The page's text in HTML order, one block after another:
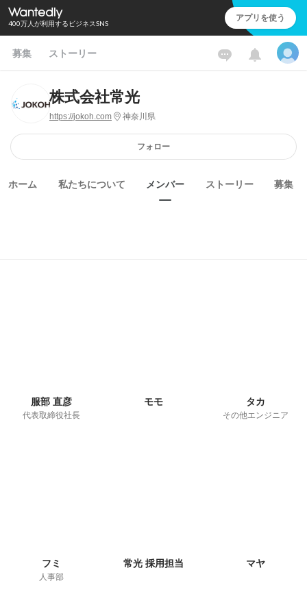
400万人が利用するビジネスSNS アプリを使う
募集 ストーリー
株式会社常光
https://jokoh.com 神奈川県
フォロー
ホーム 私たちについて メンバー ストーリー 募集
服部 直彦
代表取締役社長
モモ タカ
その他エンジニア
フミ
人事部
常光 採用担当 マヤ